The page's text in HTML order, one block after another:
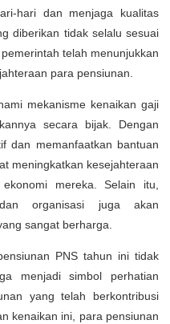
hari dan menjaga kualitas
diberikan tidak selalu sesuai
telah menunjukkan
para pensiunan.
mekanisme kenaikan gaji
secara bijak. Dengan
dan memanfaatkan bantuan
meningkatkan kesejahteraan
mereka. Selain itu,
organisasi juga akan
sangat berharga.
PNS tahun ini tidak
menjadi simbol perhatian
yang telah berkontribusi
kenaikan ini, para pensiunan